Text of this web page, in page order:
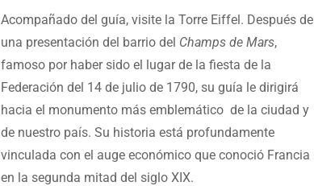
Acompañado del guía, visite la Torre Eiffel. Después de
una presentación del barrio del Champs de Mars,
famoso por haber sido el lugar de la fiesta de la
Federación del 14 de julio de 1790, su guía le dirigirá
hacia el monumento más emblemático de la ciudad y
de nuestro país. Su historia está profundamente
vinculada con el auge económico que conoció Francia
en la segunda mitad del siglo XIX.